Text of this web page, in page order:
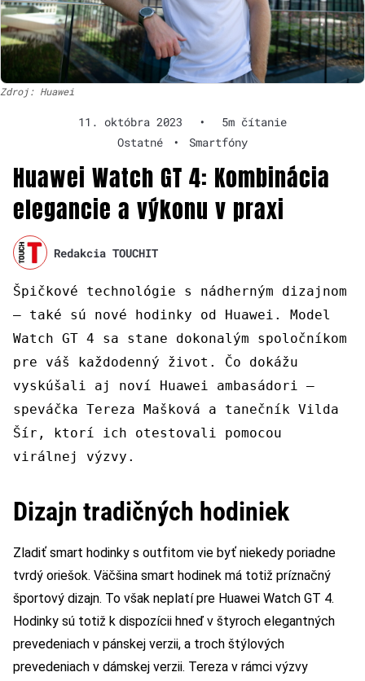
Zdroj: Huawei
11. októbra 2023 •
5m čítanie
Ostatné
• Smartfóny
Huawei Watch GT 4: Kombinácia
elegancie a výkonu v praxi
Redakcia TOUCHIT
Špičkové technológie s nádherným dizajnom
– také sú nové hodinky od Huawei. Model
Watch GT 4 sa stane dokonalým spoločníkom
pre váš každodenný život. Čo dokážu
vyskúšali aj noví Huawei ambasádori –
speváčka Tereza Mašková a tanečník Vilda
Šír, ktorí ich otestovali pomocou
virálnej výzvy.
Dizajn tradičných hodiniek
Zladiť smart hodinky s outfitom vie byť niekedy poriadne
tvrdý oriešok. Väčšina smart hodinek má totiž príznačný
športový dizajn. To však neplatí pre Huawei Watch GT 4.
Hodinky sú totiž k dispozícii hneď v štyroch elegantných
prevedeniach v pánskej verzii, a troch štýlových
prevedeniach v dámskej verzii. Tereza v rámci výzvy